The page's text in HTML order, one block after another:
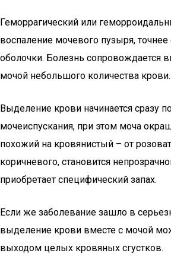
Геморрагический или
воспаление мочевого пузыря, точнее
оболочки. Болезнь сопровождается
мочой небольшого количества крови.
Выделение крови начинается сразу
мочеиспускания, при этом моча
похожий на кровянистый – от
коричневого, становится
приобретает специфический запах.
Если же заболевание зашло в
выделение крови вместе с мочой
выходом целых кровяных сгустков.